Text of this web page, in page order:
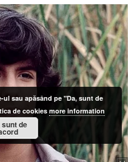
sau apăsând pe "Da, sunt de
de cookiesmore information
sunt de